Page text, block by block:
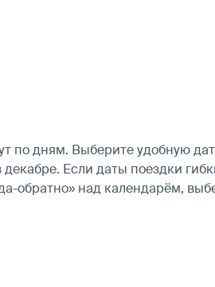
дням. Выберите удобную
Если даты поездки
обратно» над календарём,